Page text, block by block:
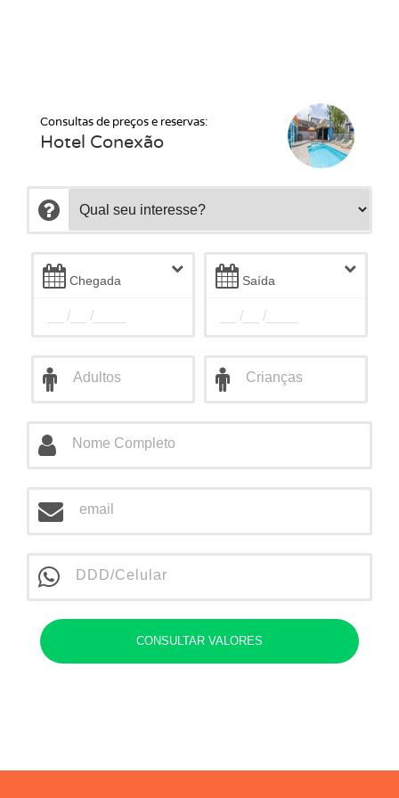
Consultas de preços e reservas:
Hotel Conexão
Chegada
__ /__ /____
Saída
__ /__ /____
CONSULTAR VALORES